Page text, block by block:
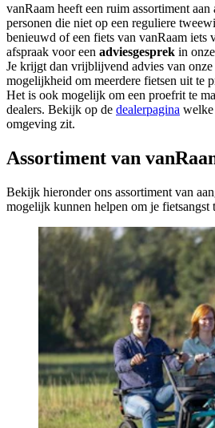
vanRaam heeft een ruim assortiment aan
personen die niet op een reguliere
benieuwd of een fiets van vanRaam iets
afspraak voor een adviesgesprek in
Je krijgt dan vrijblijvend advies van onze
mogelijkheid om meerdere fietsen uit te
Het is ook mogelijk om een proefrit te
dealers. Bekijk op de dealerpagina
omgeving zit.
Assortiment van
Bekijk hieronder ons assortiment van
mogelijk kunnen helpen om je fietsangst